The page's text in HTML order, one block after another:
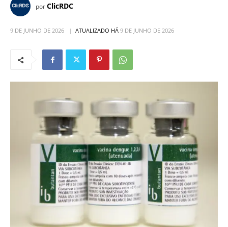
porClicRDC
9 DE JUNHO DE 2026 ATUALIZADO HÁ 9 DE JUNHO DE 2026